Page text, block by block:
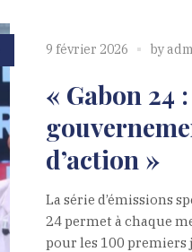
9 février 2026 by
« Gabon 24
d’action »
La série d’émissions
24 permet à chaque
pour les 100 premiers